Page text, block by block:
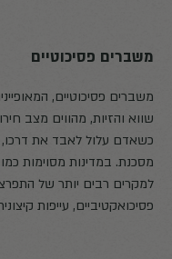
משברים פסיכוטיים
משברים פסיכוטיים,
שווא והזיות, מהווים מצב
כשאדם עלול לאבד את דרכו,
מסכנת. במדינות מסוימות
למקרים רבים יותר של
פסיכואקטיביים, עייפות